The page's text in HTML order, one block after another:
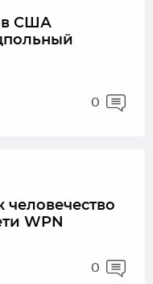
в США
0
WPN
0